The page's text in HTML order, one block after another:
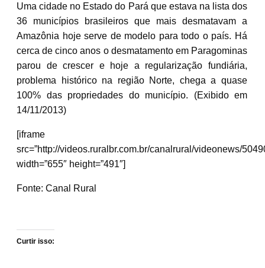
Uma cidade no Estado do Pará que estava na lista dos
36 municípios brasileiros que mais desmatavam a
Amazônia hoje serve de modelo para todo o país. Há
cerca de cinco anos o desmatamento em Paragominas
parou de crescer e hoje a regularização fundiária,
problema histórico na região Norte, chega a quase
100% das propriedades do município. (Exibido em
14/11/2013)
[iframe
src=”http://videos.ruralbr.com.br/canalrural/videonews/
width=”655″ height=”491″]
Fonte: Canal Rural
Curtir isso: